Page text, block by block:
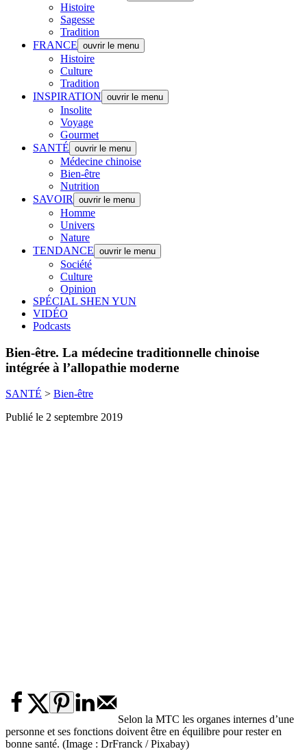
Histoire
Sagesse
Tradition
FRANCE ouvrir le menu
Histoire
Culture
Tradition
INSPIRATION ouvrir le menu
Insolite
Voyage
Gourmet
SANTÉ ouvrir le menu
Médecine chinoise
Bien-être
Nutrition
SAVOIR
ouvrir le menu
Homme
Univers
Nature
TENDANCE ouvrir le menu
Société
Culture
Opinion
SPÉCIAL SHEN YUN
VIDÉO
Podcasts
Bien-être. La médecine traditionnelle chinoise
intégrée à l’allopathie moderne
SANTÉ > Bien-être
Publié le 2 septembre 2019
Selon la MTC les organes internes d’une
personne et ses fonctions doivent être en équilibre pour rester en
bonne santé. (Image : DrFranck / Pixabay)